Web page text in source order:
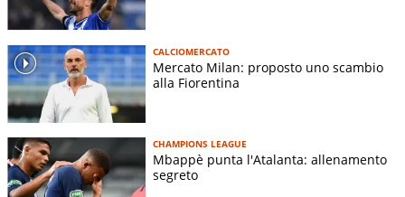
CALCIOMERCATO
Mercato Milan: proposto uno scambio
alla Fiorentina
CHAMPIONS LEAGUE
Mbappè punta l'Atalanta: allenamento
segreto